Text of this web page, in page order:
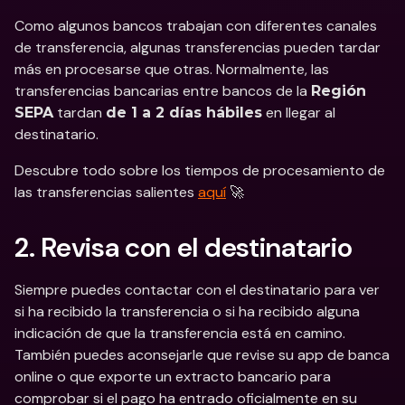
Como algunos bancos trabajan con diferentes canales
de transferencia, algunas transferencias pueden tardar
más en procesarse que otras. Normalmente, las
transferencias bancarias entre bancos de la Región
SEPA tardan de 1 a 2 días hábiles en llegar al
destinatario.
Descubre todo sobre los tiempos de procesamiento de
las transferencias salientes aquí 🚀
2. Revisa con el destinatario
Siempre puedes contactar con el destinatario para ver
si ha recibido la transferencia o si ha recibido alguna
indicación de que la transferencia está en camino.
También puedes aconsejarle que revise su app de banca
online o que exporte un extracto bancario para
comprobar si el pago ha entrado oficialmente en su